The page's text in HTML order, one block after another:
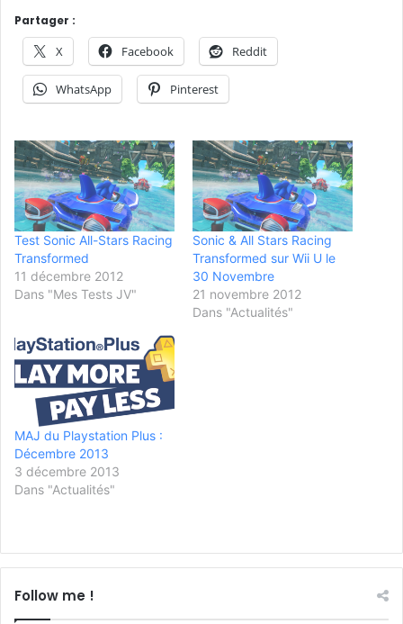
Partager :
X Facebook Reddit
WhatsApp Pinterest
Test Sonic All-Stars Racing
Transformed
11 décembre 2012
Dans "Mes Tests JV"
Sonic & All Stars Racing
Transformed sur Wii U le
30 Novembre
21 novembre 2012
Dans "Actualités"
MAJ du Playstation Plus :
Décembre 2013
3 décembre 2013
Dans "Actualités"
Follow me !